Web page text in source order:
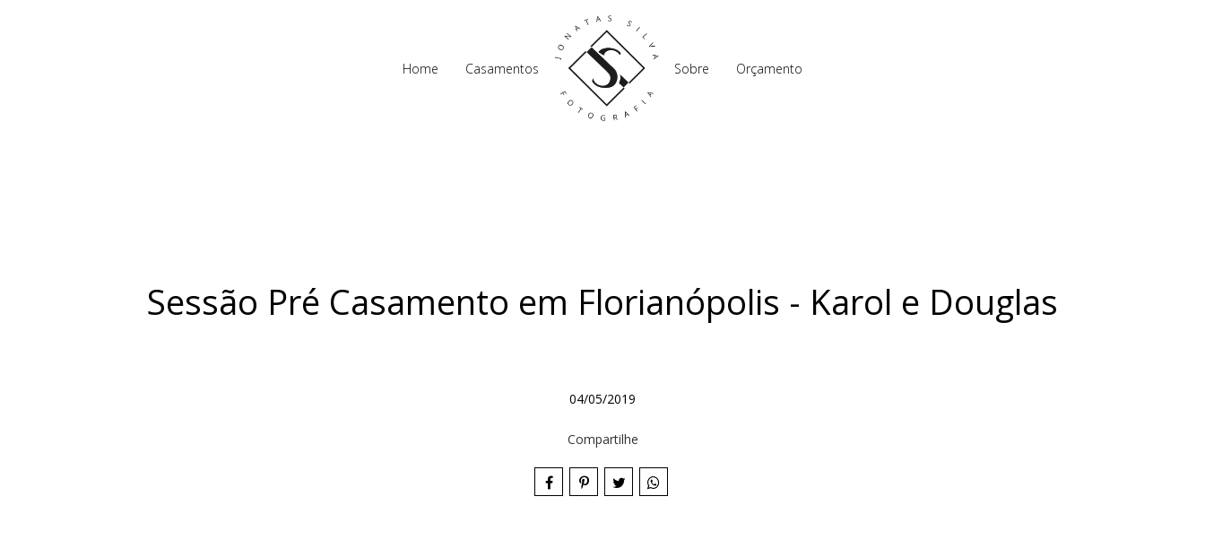
Home Casamentos Sobre Orçamento
Sessão Pré Casamento em Florianópolis - Karol e Douglas
04/05/2019
Compartilhe